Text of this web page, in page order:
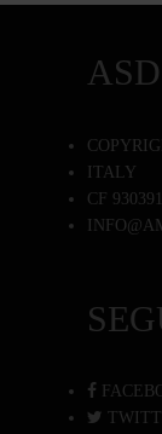
ITALY
CF